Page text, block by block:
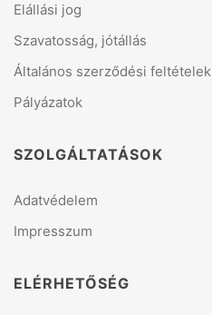
Elállási jog
Szavatosság, jótállás
Általános szerződési feltételek
Pályázatok
SZOLGÁLTATÁSOK
Adatvédelem
Impresszum
ELÉRHETŐSÉG